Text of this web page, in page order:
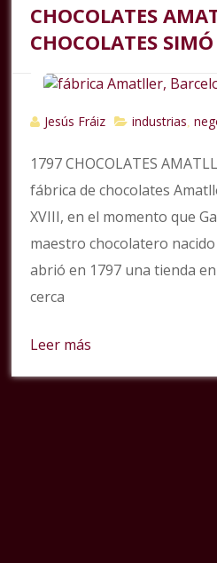
CHOCOLATES
CHOCOLATES
Jesús Fráiz industrias ,
1797 CHOCOLATES
fábrica de chocolates
XVIII, en el momento que
maestro chocolatero
abrió en 1797 una tienda
cerca
Leer más